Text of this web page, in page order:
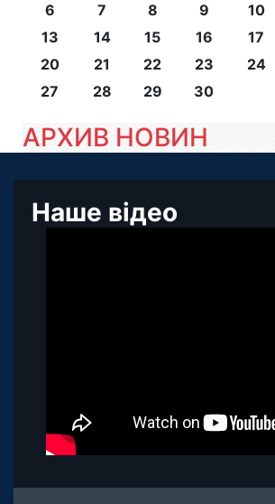
6
7 8 9 10
13
14 15 16 17
20
21 22 23 24
27
28 29 30
АРХИВ НОВИН
Наше відео